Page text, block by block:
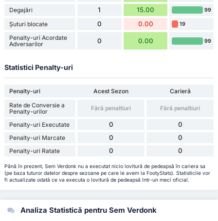
Degajări 1 15.00 99
Șuturi blocate 0 0.00 19
Penalty-uri Acordate
Adversarilor
0 0.00 99
Statistici Penalty-uri
Penalty-uri Acest Sezon
Carieră
Rate de Conversie a
Penalty-urilor
Fără penaltiuri Fără penaltiuri
Penalty-uri Executate 0 0
Penalty-uri Marcate 0 0
Penalty-uri Ratate 0 0
Până în prezent, Sem Verdonk nu a executat nicio lovitură de pedeapsă în cariera sa
(pe baza tuturor datelor despre sezoane pe care le avem la FootyStats). Statisticile vor
fi actualizate odată ce va executa o lovitură de pedeapsă într-un meci oficial.
Analiza Statistică pentru Sem Verdonk